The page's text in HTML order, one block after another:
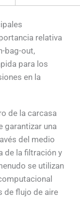
relativa
bag-out,
para los
en la
de la carcasa
garantizar una
del medio
de la filtración y
se utilizan
de flujo de aire